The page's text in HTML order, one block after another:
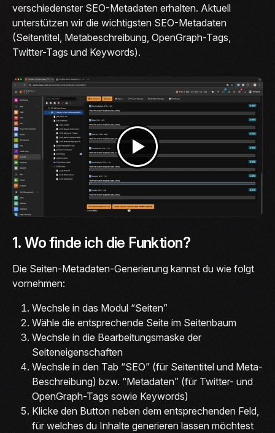
verschiedenster SEO-Metadaten erhalten. Aktuell
unterstützen wir die wichtigsten SEO-Metadaten
(Seitentitel, Metabeschreibung, OpenGraph-Tags,
Twitter-Tags und Keywords).
1. Wo finde ich die Funktion?
Die Seiten-Metadaten-Generierung kannst du wie folgt
vornehmen:
Wechsle in das Modul “Seiten”
Wähle die entsprechende Seite im Seitenbaum
Wechsle in die Bearbeitungsmaske der
Seiteneigenschaften
Wechsle in den Tab “SEO” (für Seitentitel und Meta-
Beschreibung) bzw. “Metadaten” (für Twitter- und
OpenGraph-Tags sowie Keywords)
Klicke den Button neben dem entsprechenden Feld,
für welches du Inhalte generieren lassen möchtest